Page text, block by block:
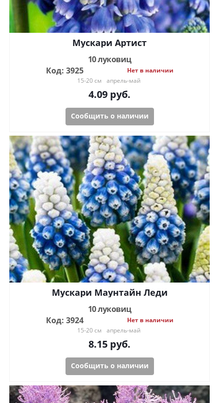
Мускари Артист
10 луковиц
Код: 3925
Нет в наличии
15-20 см
апрель-май
4.09 руб.
Сообщить о наличии
Мускари Маунтайн Леди
10 луковиц
Код: 3924
Нет в наличии
15-20 см
апрель-май
8.15 руб.
Сообщить о наличии